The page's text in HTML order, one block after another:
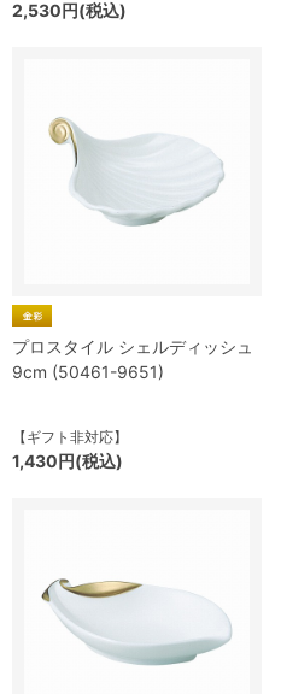
2,530円(税込)
プロスタイル シェルディッシュ
9cm (50461-9651)
【ギフト非対応】
1,430円(税込)